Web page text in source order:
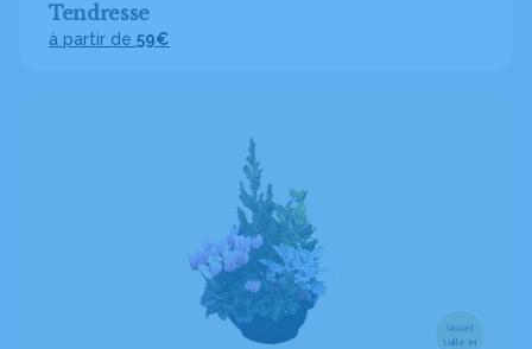
Tendresse
à partir de 59€
Visuel
taille M